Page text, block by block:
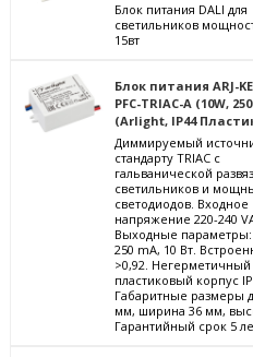
Блок питания DALI для
светильников
15вт
Блок питания ARJ-
PFC-TRIAC-A (10W,
(Arlight, IP44
Диммируемый
стандарту TRIAC с
гальванической
светильников и
светодиодов. Входное
напряжение 220-240
Выходные параметры:
250 mА, 10 Вт.
>0,92. Негерметичный
пластиковый корпус
Габаритные размеры
мм, ширина 36 мм,
Гарантийный срок 5